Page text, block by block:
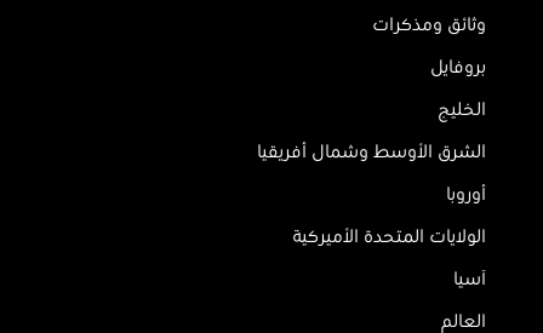
وثائق ومذكرات
بروفايل
الخليج
الشرق الأوسط وشمال أفريقيا
أوروبا
الولايات المتحدة الأميركية
آسيا
العالم